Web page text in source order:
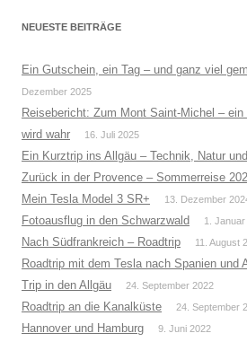
NEUESTE BEITRÄGE
Ein Gutschein, ein Tag – und ganz viel
Dezember 2025
Reisebericht: Zum Mont Saint-Michel – ein
wird wahr
16. Juli 2025
Ein Kurztrip ins Allgäu – Technik, Natur
Zurück in der Provence – Sommerreise
Mein Tesla Model 3 SR+ 13. Dezember
Fotoausflug in den Schwarzwald 1.
Nach Südfrankreich – Roadtrip 11. August
Roadtrip mit dem Tesla nach Spanien und
Trip in den Allgäu 24. September 2022
Roadtrip an die Kanalküste 24. September
Hannover und Hamburg 9. Juni 2022